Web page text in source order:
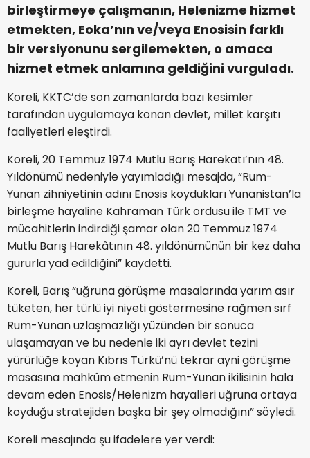
birleştirmeye çalışmanın, Helenizme hizmet
etmekten, Eoka’nın ve/veya Enosisin farklı
bir versiyonunu sergilemekten, o amaca
hizmet etmek anlamına geldiğini vurguladı.
Koreli, KKTC’de son zamanlarda bazı kesimler
tarafından uygulamaya konan devlet, millet karşıtı
faaliyetleri eleştirdi.
Koreli, 20 Temmuz 1974 Mutlu Barış Harekatı’nın 48.
Yıldönümü nedeniyle yayımladığı mesajda, “Rum-
Yunan zihniyetinin adını Enosis koydukları Yunanistan’la
birleşme hayaline Kahraman Türk ordusu ile TMT ve
mücahitlerin indirdiği şamar olan 20 Temmuz 1974
Mutlu Barış Harekâtının 48. yıldönümünün bir kez daha
gururla yad edildiğini” kaydetti.
Koreli, Barış “uğruna görüşme masalarında yarım asır
tüketen, her türlü iyi niyeti göstermesine rağmen sırf
Rum-Yunan uzlaşmazlığı yüzünden bir sonuca
ulaşamayan ve bu nedenle iki ayrı devlet tezini
yürürlüğe koyan Kıbrıs Türkü’nü tekrar ayni görüşme
masasına mahkûm etmenin Rum-Yunan ikilisinin hala
devam eden Enosis/Helenizm hayalleri uğruna ortaya
koyduğu stratejiden başka bir şey olmadığını” söyledi.
Koreli mesajında şu ifadelere yer verdi: